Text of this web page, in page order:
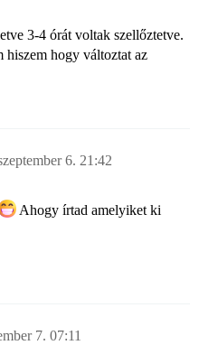
3-4 órát voltak szellőztetve.
hiszem hogy változtat az
6. 21:42
Ahogy írtad amelyiket ki
7. 07:11